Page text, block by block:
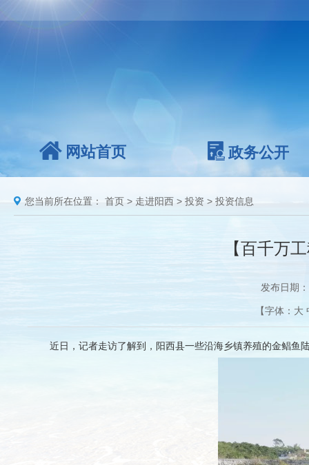
网站首页 政务公开
您当前所在位置： 首页 > 走进阳西 > 投资 > 投资信息
【百千万
发布日期
【字体： 大
近日，记者走访了解到，阳西县一些沿海乡镇养殖的金鲳鱼